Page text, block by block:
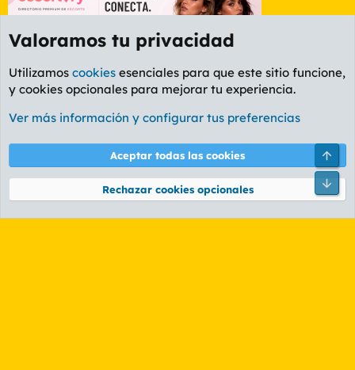
Etiquetas
Cookies
PL OLDSTYLE AMARILLO
Términos y reglas Política de privacidad Ayuda
Community platform by XenForo® © 2010-2026 XenForo Ltd.
Valoramos tu privacidad
Utilizamos cookies esenciales para que este sitio funcione,
y cookies opcionales para mejorar tu experiencia.
Ver más información y configurar tus preferencias
Aceptar todas las cookies
Rechazar cookies opcionales
Pie